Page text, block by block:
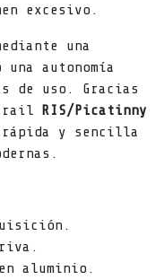
excesivo.
una
autonomía
de uso. Gracias
rail RIS/Picatinny
y sencilla
aluminio.